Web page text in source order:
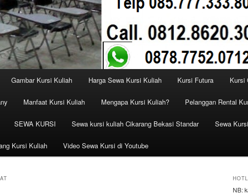
Gambar Kursi Kuliah Harga Sewa Kursi Kuliah Kursi Futura Kursi
Manfaat Kursi Kuliah Mengapa Kursi Kuliah? Pelanggan Rental
SEWA KURSI Sewa kursi kuliah Cikarang Bekasi Standar Sewa
Kursi Kuliah Video Sewa Kursi di Youtube
NB: